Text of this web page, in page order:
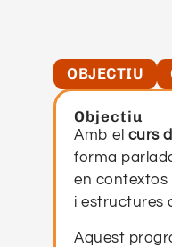
OBJECTIU
Objectiu
Amb el curs
forma
en contextos
i estructures
Aquest